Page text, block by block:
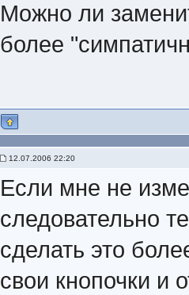
Можно ли
более
12.07.2006 22:20
Если мне не
следовательно
сделать это
свои кнопочки и